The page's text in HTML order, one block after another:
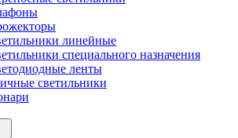
линейные
специального назначения
ленты
светильники